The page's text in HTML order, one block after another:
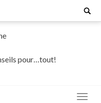
Search
pour…tout!